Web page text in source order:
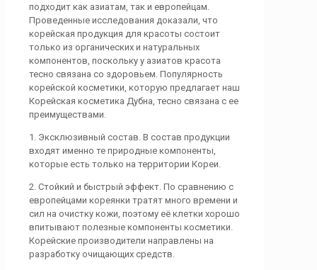
подходит как азиатам, так и европейцам.
Проведенные исследования доказали, что
корейская продукция для красоты состоит
только из органических и натуральных
компонентов, поскольку у азиатов красота
тесно связана со здоровьем. Популярность
корейской косметики, которую предлагает наш
Корейская косметика Дубна, тесно связана с ее
преимуществами.
1. Эксклюзивный состав. В состав продукции
входят именно те природные компоненты,
которые есть только на территории Кореи.
2. Стойкий и быстрый эффект. По сравнению с
европейцами кореянки тратят много времени и
сил на очистку кожи, поэтому её клетки хорошо
впитывают полезные компоненты косметики.
Корейские производители направлены на
разработку очищающих средств.